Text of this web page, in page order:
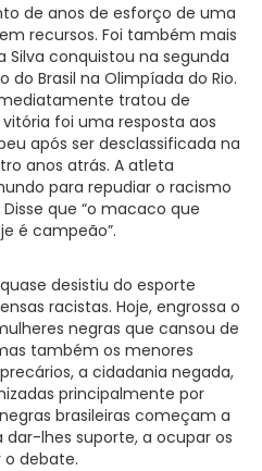
de anos de esforço de uma
recursos. Foi também mais
Silva conquistou na segunda
Brasil na Olimpíada do Rio.
tratou de
foi uma resposta aos
após ser desclassificada na
anos atrás. A atleta
para repudiar o racismo
que “o macaco que
é campeão”.
desistiu do esporte
racistas. Hoje, engrossa o
negras que cansou de
também os menores
a cidadania negada,
principalmente por
brasileiras começam a
dar-lhes suporte, a ocupar os
debate.